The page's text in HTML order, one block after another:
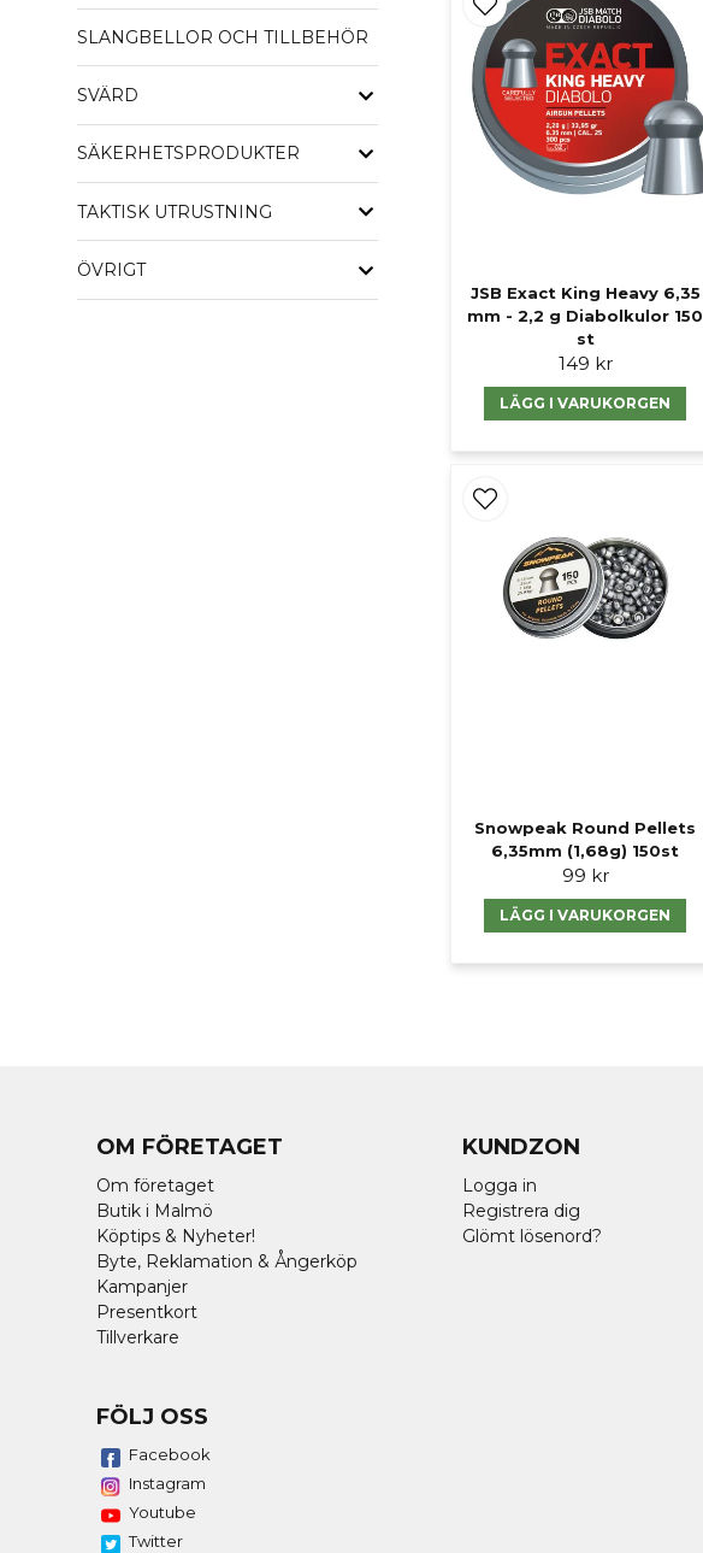
SLANGBELLOR OCH TILLBEHÖR
SVÄRD
SÄKERHETSPRODUKTER
TAKTISK UTRUSTNING
ÖVRIGT
JSB Exact King Heavy 6,35
mm - 2,2 g Diabolkulor 150
st
149 kr
LÄGG I VARUKORGEN
Snowpeak Round Pellets
6,35mm (1,68g) 150st
99 kr
LÄGG I VARUKORGEN
OM FÖRETAGET
Om företaget
Butik i Malmö
Köptips & Nyheter!
Byte, Reklamation & Ångerköp
Kampanjer
Presentkort
Tillverkare
KUNDZON
Logga in
Registrera dig
Glömt lösenord?
FÖLJ OSS
Facebook
Instagram
Youtube
Twitter